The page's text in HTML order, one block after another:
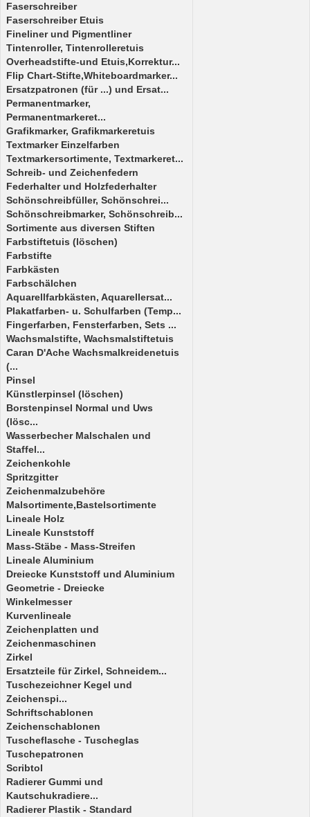
Faserschreiber
Faserschreiber Etuis
Fineliner und Pigmentliner
Tintenroller, Tintenrolleretuis
Overheadstifte-und Etuis,Korrektur...
Flip Chart-Stifte,Whiteboardmarker...
Ersatzpatronen (für ...) und Ersat...
Permanentmarker,
Permanentmarkeret...
Grafikmarker, Grafikmarkeretuis
Textmarker Einzelfarben
Textmarkersortimente, Textmarkeret...
Schreib- und Zeichenfedern
Federhalter und Holzfederhalter
Schönschreibfüller, Schönschrei...
Schönschreibmarker, Schönschreib...
Sortimente aus diversen Stiften
Farbstiftetuis (löschen)
Farbstifte
Farbkästen
Farbschälchen
Aquarellfarbkästen, Aquarellersat...
Plakatfarben- u. Schulfarben (Temp...
Fingerfarben, Fensterfarben, Sets ...
Wachsmalstifte, Wachsmalstiftetuis
Caran D'Ache Wachsmalkreidenetuis
(...
Pinsel
Künstlerpinsel (löschen)
Borstenpinsel Normal und Uws
(lösc...
Wasserbecher Malschalen und
Staffel...
Zeichenkohle
Spritzgitter
Zeichenmalzubehöre
Malsortimente,Bastelsortimente
Lineale Holz
Lineale Kunststoff
Mass-Stäbe - Mass-Streifen
Lineale Aluminium
Dreiecke Kunststoff und Aluminium
Geometrie - Dreiecke
Winkelmesser
Kurvenlineale
Zeichenplatten und
Zeichenmaschinen
Zirkel
Ersatzteile für Zirkel, Schneidem...
Tuschezeichner Kegel und
Zeichenspi...
Schriftschablonen
Zeichenschablonen
Tuscheflasche - Tuscheglas
Tuschepatronen
Scribtol
Radierer Gummi und
Kautschukradiere...
Radierer Plastik - Standard